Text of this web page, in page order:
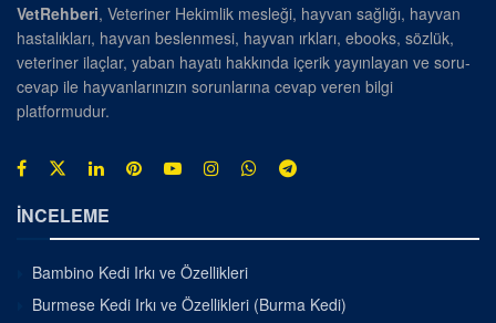
VetRehberi, Veteriner Hekimlik mesleği, hayvan sağlığı, hayvan
hastalıkları, hayvan beslenmesi, hayvan ırkları, ebooks, sözlük,
veteriner ilaçlar, yaban hayatı hakkında içerik yayınlayan ve soru-
cevap ile hayvanlarınızın sorunlarına cevap veren bilgi
platformudur.
İNCELEME
Bambino Kedi Irkı ve Özellikleri
Burmese Kedi Irkı ve Özellikleri (Burma Kedi)